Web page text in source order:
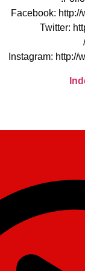
Facebook:
Twitter:
Instagram: